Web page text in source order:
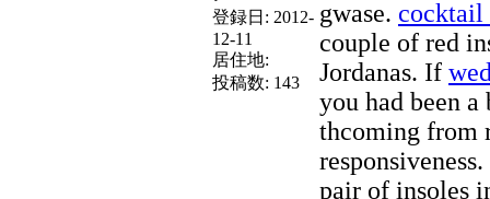
登録日: 2012-
12-11
居住地:
投稿数: 143
gwase. cocktail
couple of red
Jordanas. If
you had been
thcoming from
pair of insoles